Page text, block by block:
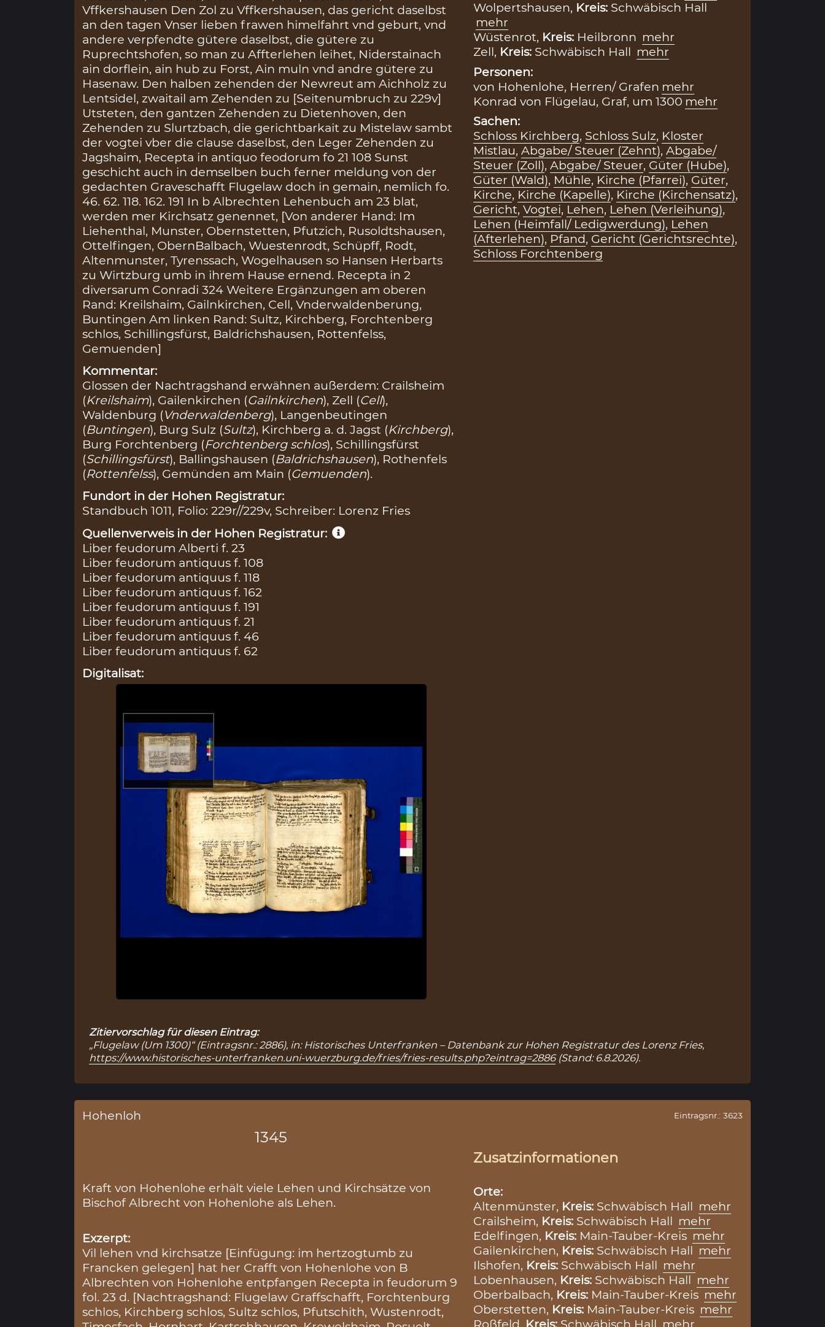
Vffkershausen Den Zol zu Vffkershausen, das gericht daselbst
an den tagen Vnser lieben frawen himelfahrt vnd geburt, vnd
andere verpfendte gütere daselbst, die gütere zu
Ruprechtshofen, so man zu Affterlehen leihet, Niderstainach
ain dorflein, ain hub zu Forst, Ain muln vnd andre gütere zu
Hasenaw. Den halben zehenden der Newreut am Aichholz zu
Lentsidel, zwaitail am Zehenden zu [Seitenumbruch zu 229v]
Utsteten, den gantzen Zehenden zu Dietenhoven, den
Zehenden zu Slurtzbach, die gerichtbarkait zu Mistelaw sambt
der vogtei vber die clause daselbst, den Leger Zehenden zu
Jagshaim, Recepta in antiquo feodorum fo 21 108 Sunst
geschicht auch in demselben buch ferner meldung von der
gedachten Graveschafft Flugelaw doch in gemain, nemlich fo.
46. 62. 118. 162. 191 In b Albrechten Lehenbuch am 23 blat,
werden mer Kirchsatz genennet, [Von anderer Hand: Im
Liehenthal, Munster, Obernstetten, Pfutzich, Rusoldtshausen,
Ottelfingen, ObernBalbach, Wuestenrodt, Schüpff, Rodt,
Altenmunster, Tyrenssach, Wogelhausen so Hansen Herbarts
zu Wirtzburg umb in ihrem Hause ernend. Recepta in 2
diversarum Conradi 324 Weitere Ergänzungen am oberen
Rand: Kreilshaim, Gailnkirchen, Cell, Vnderwaldenberung,
Buntingen Am linken Rand: Sultz, Kirchberg, Forchtenberg
schlos, Schillingsfürst, Baldrichshausen, Rottenfelss,
Gemuenden]
Kommentar:
Glossen der Nachtragshand erwähnen außerdem: Crailsheim
(Kreilshaim), Gailenkirchen (Gailnkirchen), Zell (Cell),
Waldenburg (Vnderwaldenberg), Langenbeutingen
(Buntingen), Burg Sulz (Sultz), Kirchberg a. d. Jagst (Kirchberg),
Burg Forchtenberg (Forchtenberg schlos), Schillingsfürst
(Schillingsfürst), Ballingshausen (Baldrichshausen), Rothenfels
(Rottenfelss), Gemünden am Main (Gemuenden).
Fundort in der Hohen Registratur:
Standbuch 1011, Folio: 229r//229v, Schreiber: Lorenz Fries
Quellenverweis in der Hohen Registratur:
Liber feudorum Alberti f. 23
Liber feudorum antiquus f. 108
Liber feudorum antiquus f. 118
Liber feudorum antiquus f. 162
Liber feudorum antiquus f. 191
Liber feudorum antiquus f. 21
Liber feudorum antiquus f. 46
Liber feudorum antiquus f. 62
Digitalisat:
Wolpertshausen, Kreis: Schwäbisch Hall
mehr
Wüstenrot, Kreis: Heilbronn mehr
Zell, Kreis: Schwäbisch Hall mehr
Personen:
von Hohenlohe, Herren/ Grafen mehr
Konrad von Flügelau, Graf, um 1300 mehr
Sachen:
Schloss Kirchberg, Schloss Sulz, Kloster
Mistlau, Abgabe/ Steuer (Zehnt), Abgabe/
Steuer (Zoll), Abgabe/ Steuer, Güter (Hube),
Güter (Wald), Mühle, Kirche (Pfarrei), Güter,
Kirche, Kirche (Kapelle), Kirche (Kirchensatz),
Gericht, Vogtei, Lehen, Lehen (Verleihung),
Lehen (Heimfall/ Ledigwerdung), Lehen
(Afterlehen), Pfand, Gericht (Gerichtsrechte),
Schloss Forchtenberg
Zitiervorschlag für diesen Eintrag:
„Flugelaw (Um 1300)“ (Eintragsnr.: 2886), in: Historisches Unterfranken – Datenbank zur Hohen Registratur des Lorenz Fries,
https://www.historisches-unterfranken.uni-wuerzburg.de/fries/fries-results.php?eintrag=2886(Stand: 6.8.2026).
Hohenloh
1345
Kraft von Hohenlohe erhält viele Lehen und Kirchsätze von
Bischof Albrecht von Hohenlohe als Lehen.
Exzerpt:
Vil lehen vnd kirchsatze [Einfügung: im hertzogtumb zu
Francken gelegen] hat her Crafft von Hohenlohe von B
Albrechten von Hohenlohe entpfangen Recepta in feudorum 9
fol. 23 d. [Nachtragshand: Flugelaw Graffschafft, Forchtenburg
schlos, Kirchberg schlos, Sultz schlos, Pfutschith, Wustenrodt,
Eintragsnr.: 3623
Zusatzinformationen
Orte:
Altenmünster, Kreis: Schwäbisch Hall mehr
Crailsheim, Kreis: Schwäbisch Hall mehr
Edelfingen, Kreis: Main-Tauber-Kreis mehr
Gailenkirchen, Kreis: Schwäbisch Hall mehr
Ilshofen, Kreis: Schwäbisch Hall mehr
Lobenhausen, Kreis: Schwäbisch Hall mehr
Oberbalbach, Kreis: Main-Tauber-Kreis mehr
Oberstetten, Kreis: Main-Tauber-Kreis mehr
Roßfeld, Kreis: Schwäbisch Hall mehr